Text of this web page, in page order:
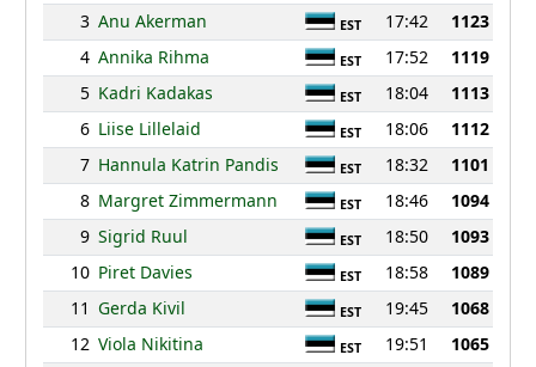
3 Anu Akerman EST 17:42
1123
4 Annika Rihma EST 17:52
1119
5 Kadri Kadakas EST 18:04
1113
6 Liise Lillelaid EST 18:06
1112
7 Hannula Katrin Pandis EST 18:32
1101
8 Margret Zimmermann EST 18:46
1094
9 Sigrid Ruul EST 18:50
1093
10 Piret Davies EST 18:58
1089
11 Gerda Kivil EST 19:45
1068
12 Viola Nikitina EST 19:51
1065